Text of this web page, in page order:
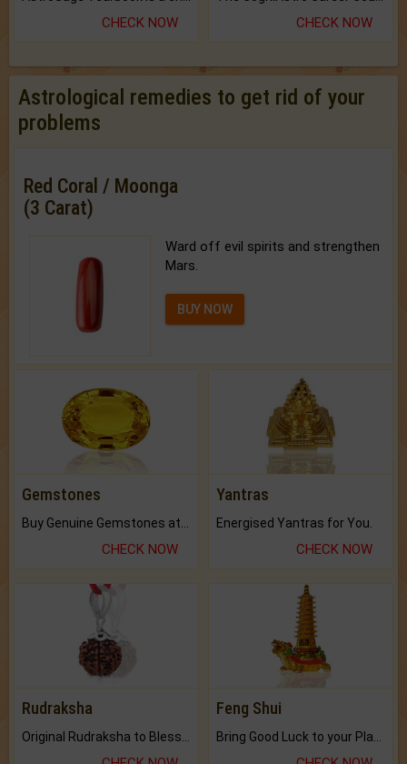
CHECK NOW CHECK NOW
Astrological remedies to get rid of your
problems
Red Coral / Moonga
(3 Carat)
Ward off evil spirits and strengthen
Mars.
BUY NOW
Gemstones
CHECK NOW
Yantras
Energised Yantras for You.
CHECK NOW
Rudraksha Feng Shui